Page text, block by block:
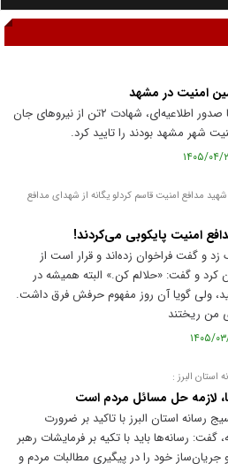
روابط عمومی سپاه امام رضا (ع) با صدور اطلاعیه‌ای، شهادت ۲تن از نیروهای جان
شهر مشهد بودند را تایید کرد.
مدافع امنیت قاسم کردلو یگانه از شهدای مدافع
امنیت پایکوبی می‌کردند!
و گفت فراخوان زده‌اند و قرار است از
کرد و گفت: «حلالم کن.» البته همیشه در
ولی گویا آن روز مفهوم حرفش فرق داشت.
من ریختند
البرز :
لازمه حل مسائل مردم است
استان البرز با تاکید بر ضرورت
رسانه‌ها باید با تکیه بر فرمایشات رهبر
خود را در پیگیری مطالبات مردم و